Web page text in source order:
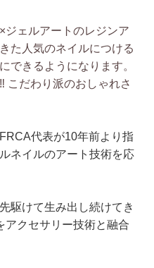
ジェルアートのレジンア
た人気のネイルにつける
できるようになります。
こだわり派のおしゃれさ
代表が10年前より指
ネイルのアート技術を応
駆けて生み出し続けてき
アクセサリー技術と融合